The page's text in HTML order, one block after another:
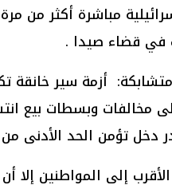
مباشرة أكثر من
في قضاء صيدا .
متشابكة: أزمة سير
إلى مخالفات وبسطات
دخل تؤمن الحد الأدنى
إلى المواطنين